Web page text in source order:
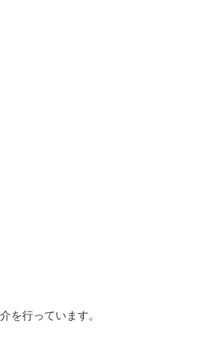
を行っています。